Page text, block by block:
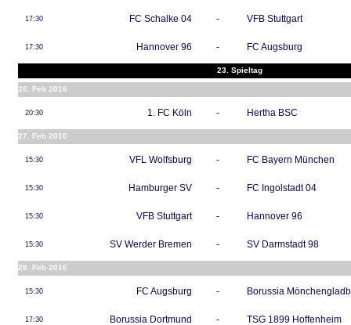
17:30 FC Schalke 04 - VFB Stuttgart
17:30 Hannover 96 - FC Augsburg
23. Spieltag
26. Feb 2016
20:30 1. FC Köln - Hertha BSC
27. Feb 2016
15:30 VFL Wolfsburg - FC Bayern München
15:30 Hamburger SV - FC Ingolstadt 04
15:30 VFB Stuttgart - Hannover 96
15:30 SV Werder Bremen - SV Darmstadt 98
28. Feb 2016
15:30 FC Augsburg - Borussia
17:30 Borussia Dortmund - TSG 1899 Hoffenheim